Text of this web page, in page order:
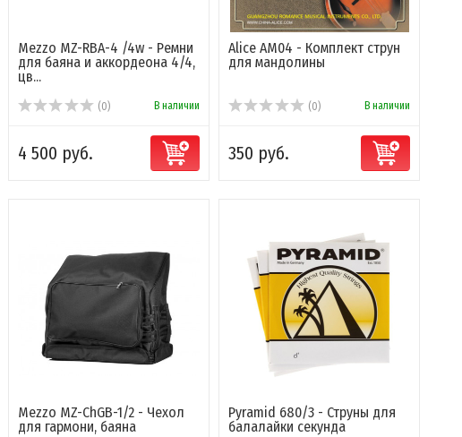
Mezzo MZ-RBA-4 /4w - Ремни
для баяна и аккордеона 4/4,
цв...
(0) В наличии
4 500 руб.
Alice AM04 - Комплект струн
для мандолины
(0) В наличии
350 руб.
Mezzo MZ-ChGB-1/2 - Чехол
для гармони, баяна
Pyramid 680/3 - Струны для
балалайки секунда